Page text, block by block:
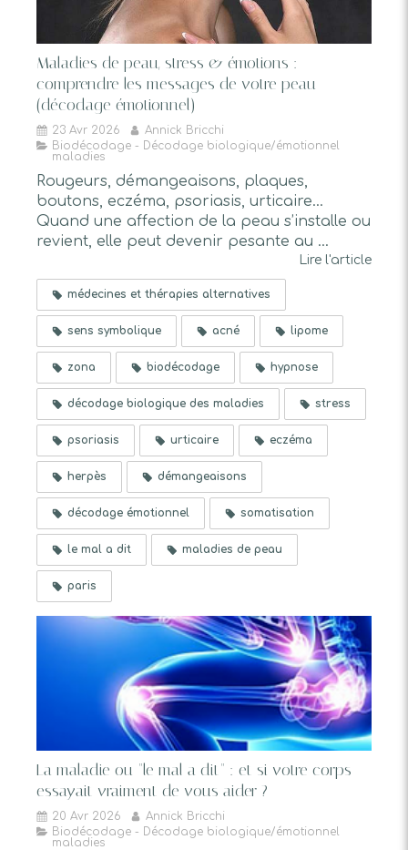
Maladies de peau, stress & émotions :
comprendre les messages de votre peau
(décodage émotionnel)
23 Avr 2026
Annick Bricchi
Biodécodage - Décodage biologique/émotionnel
maladies
Rougeurs, démangeaisons, plaques,
boutons, eczéma, psoriasis, urticaire…
Quand une affection de la peau s’installe ou
revient, elle peut devenir pesante au ...
Lire l'article
médecines et thérapies alternatives
sens symbolique acné lipome
zona biodécodage hypnose
décodage biologique des maladies stress
psoriasis urticaire eczéma
herpès démangeaisons
décodage émotionnel somatisation
le mal a dit maladies de peau
paris
La maladie ou "le mal a dit" : et si votre corps
essayait vraiment de vous aider ?
20 Avr 2026
Annick Bricchi
Biodécodage - Décodage biologique/émotionnel
maladies